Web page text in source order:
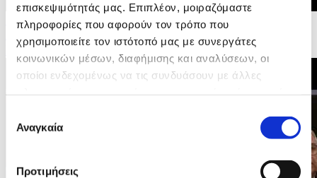
επισκεψιμότητάς μας. Επιπλέον, μοιραζόμαστε
πληροφορίες που αφορούν τον τρόπο που
χρησιμοποιείτε τον ιστότοπό μας με συνεργάτες
κοινωνικών μέσων, διαφήμισης και αναλύσεων, οι
οποίοι ενδεχομένως να τις συνδυάσουν με άλλες
των υπηρεσιών τους.
συγκατάθεσης
Αναγκαία
Προτιμήσεις
10/05/2026 11:11
Δήλωση Υπουργού Εσωτερικών - Άτυπη Υπουργική
Συνάντηση για τη Στέγαση